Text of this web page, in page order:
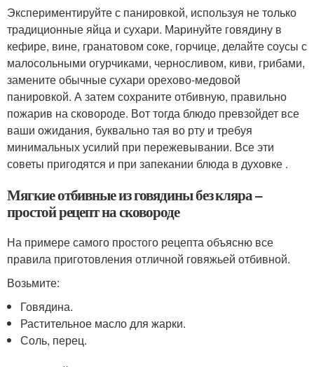
Экспериментируйте с панировкой, используя не только
традиционные яйца и сухари. Маринуйте говядину в
кефире, вине, гранатовом соке, горчице, делайте соусы с
малосольными огурчиками, черносливом, киви, грибами,
замените обычные сухари орехово-медовой
панировкой. А затем сохраните отбивную, правильно
пожарив на сковороде. Вот тогда блюдо превзойдет все
ваши ожидания, буквально тая во рту и требуя
минимальных усилий при пережевывании. Все эти
советы пригодятся и при запекании блюда в духовке .
Мягкие отбивные из говядины без кляра –
простой рецепт на сковороде
На примере самого простого рецепта объясню все
правила приготовления отличной говяжьей отбивной.
Возьмите:
Говядина.
Растительное масло для жарки.
Соль, перец.